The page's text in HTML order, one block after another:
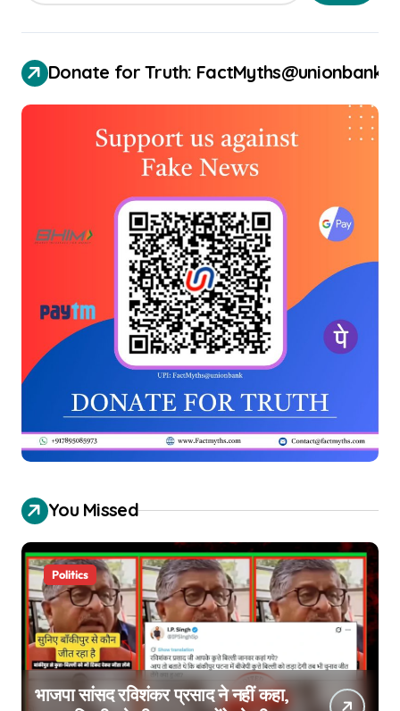
Donate for Truth: FactMyths@unionbank
You Missed
Politics
भाजपा सांसद रविशंकर प्रसाद ने नहीं कहा,